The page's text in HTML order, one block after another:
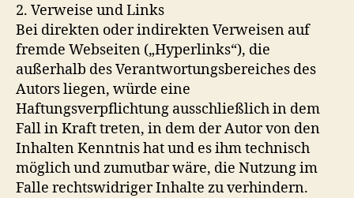
2. Verweise und Links
Bei direkten oder indirekten Verweisen auf
fremde Webseiten („Hyperlinks“), die
außerhalb des Verantwortungsbereiches des
Autors liegen, würde eine
Haftungsverpflichtung ausschließlich in dem
Fall in Kraft treten, in dem der Autor von den
Inhalten Kenntnis hat und es ihm technisch
möglich und zumutbar wäre, die Nutzung im
Falle rechtswidriger Inhalte zu verhindern.